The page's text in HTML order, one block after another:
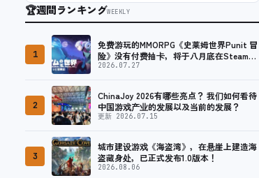
🏆週間ランキングWEEKLY
1
免费游玩的MMORPG《史莱姆世界Punit 冒
险》没有付费抽卡，将于八月底在Steam上
发布免费试玩版。
2026.07.27
2
ChinaJoy 2026有哪些亮点？ 我们如何看待
中国游戏产业的发展以及当前的发展？
更新 2026.07.15
3
城市建设游戏《海盗湾》，在悬崖上建造海
盗藏身处，已正式发布1.0版本！
2026.08.06